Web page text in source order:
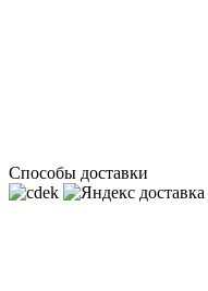
Способы доставки